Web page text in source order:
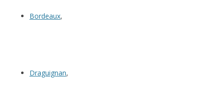
Bordeaux,
Draguignan,